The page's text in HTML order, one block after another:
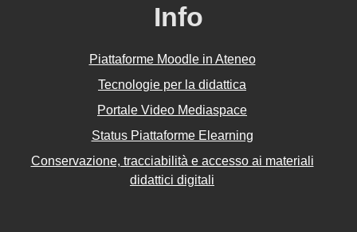
Info
Piattaforme Moodle in Ateneo
Tecnologie per la didattica
Portale Video Mediaspace
Status Piattaforme Elearning
Conservazione, tracciabilità e accesso ai materiali
didattici digitali